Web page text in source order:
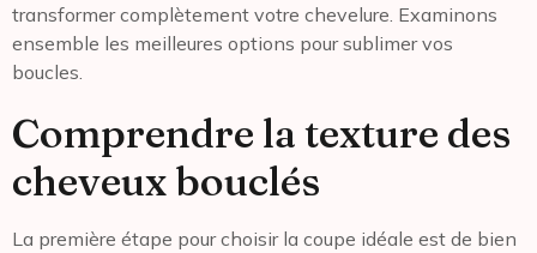
transformer complètement votre chevelure. Examinons
ensemble les meilleures options pour sublimer vos
boucles.
Comprendre la texture des
cheveux bouclés
La première étape pour choisir la coupe idéale est de bien